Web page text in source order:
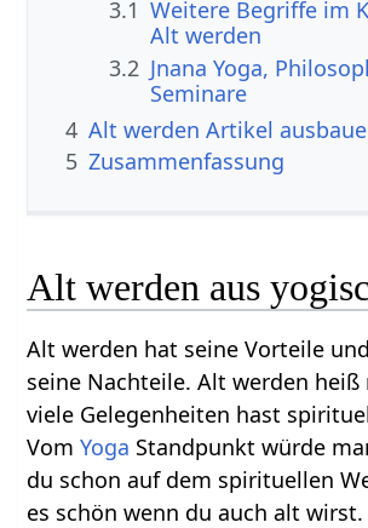
3.1 Weitere Begriffe im
3.2 Jnana Yoga,
Seminare
4
Alt werden‏‎ Artikel
5 Zusammenfassung
Alt werden aus
Alt werden hat seine Vorteile
seine Nachteile. Alt werden
viele Gelegenheiten hast
VomYoga Standpunkt würde
du schon auf dem spirituellen
es schön wenn du auch alt